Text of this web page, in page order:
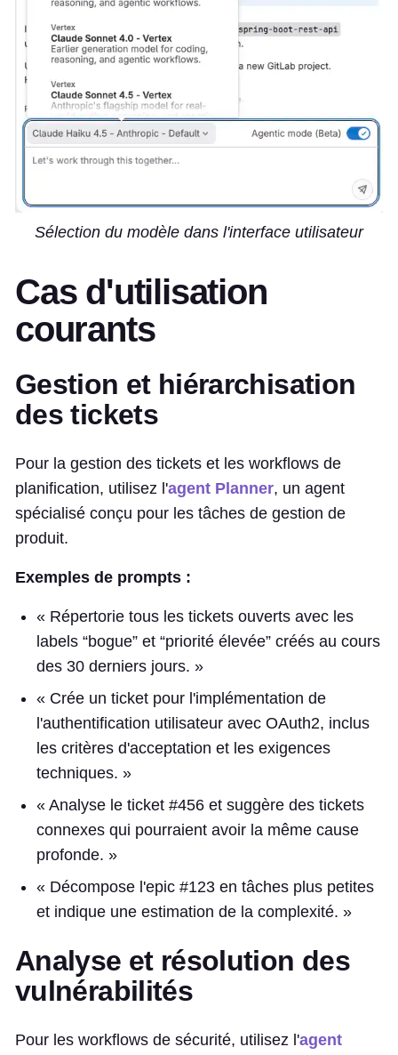
Sélection du modèle dans l'interface utilisateur
Cas d'utilisation
courants
Gestion et hiérarchisation
des tickets
Pour la gestion des tickets et les workflows de
planification, utilisez l'agent Planner, un agent
spécialisé conçu pour les tâches de gestion de
produit.
Exemples de prompts :
« Répertorie tous les tickets ouverts avec les
labels “bogue” et “priorité élevée” créés au cours
des 30 derniers jours. »
« Crée un ticket pour l'implémentation de
l'authentification utilisateur avec OAuth2, inclus
les critères d'acceptation et les exigences
techniques. »
« Analyse le ticket #456 et suggère des tickets
connexes qui pourraient avoir la même cause
profonde. »
« Décompose l'epic #123 en tâches plus petites
et indique une estimation de la complexité. »
Analyse et résolution des
vulnérabilités
Pour les workflows de sécurité, utilisez l'agent